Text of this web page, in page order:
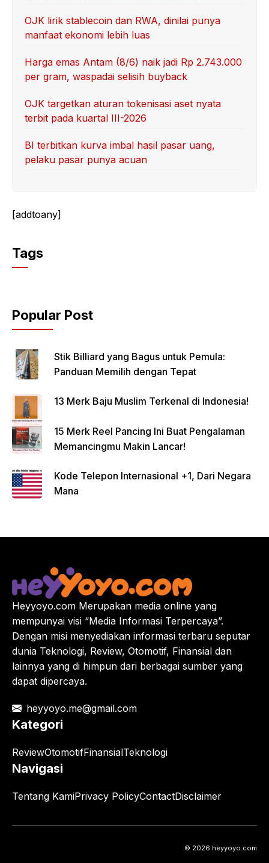
OJK lirik stablecoin dan RWA, dinilai punya
manfaat ekonomi lebih luas
Harga emas Antam (8/6) naik jadi Rp 2.743.000
per gram, waspadai selisih buyback
OJK targetkan aturan tokenisasi aset nyata
terbit pada kuartal III-2026
BI terbitkan kurva imbal hasil pasar uang,
pelaku pasar punya acuan
[addtoany]
Tags
Popular Post
Stik Billiard yang Bagus untuk Pemula:
Panduan Memilih dengan Tepat
13 Merk Baju Muslim Terkenal di Indonesia!
15 Merk Reel Pancing Ini Buat Pengalaman
Memancingmu Makin Lancar!
Kode Telepon Internasional +1, Dari Negara
Mana
Heyyoyo.com Merupakan media online yang
mempunyai visi “Media Informasi Terpercaya”.
Dengan misi menyediakan informasi terbaru seputar
dunia Teknologi, Review, Otomotif, Finansial dan
lainnya yang di himpun dari berbagai sumber yang
dapat dipercaya.
heyyoyo.me@gmail.com
Kategori
ReviewOtomotifFinansialTeknologi
Navigasi
Tentang KamiPrivacy PolicyContactDisclaimer
© 2026 heyyoyo.com